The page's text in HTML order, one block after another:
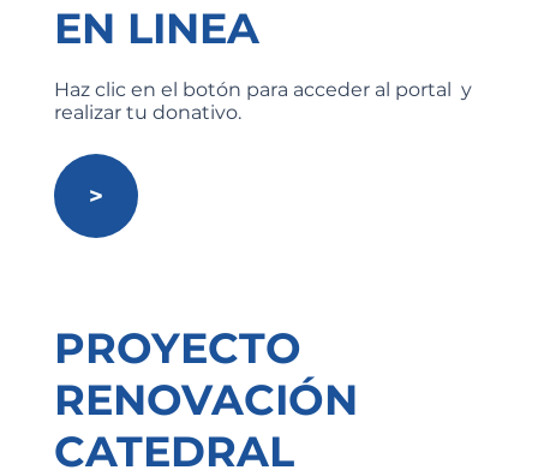
EN LINEA
Haz clic en el botón para acceder al portal y
realizar tu donativo.
>
PROYECTO
RENOVACIÓN
CATEDRAL